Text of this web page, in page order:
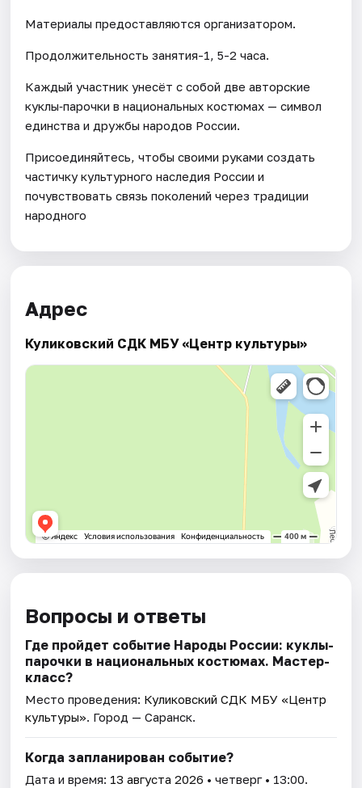
Материалы предоставляются организатором.
Продолжительность занятия-1, 5-2 часа.
Каждый участник унесёт с собой две авторские
куклы‑парочки в национальных костюмах — символ
единства и дружбы народов России.
Присоединяйтесь, чтобы своими руками создать
частичку культурного наследия России и
почувствовать связь поколений через традиции
народного
Адрес
Куликовский СДК МБУ «Центр культуры»
Вопросы и ответы
Где пройдет событие Народы России: куклы-
парочки в национальных костюмах. Мастер-
класс?
Место проведения: Куликовский СДК МБУ «Центр
культуры». Город — Саранск.
Когда запланирован событие?
Дата и время: 13 августа 2026 • четверг • 13:00.